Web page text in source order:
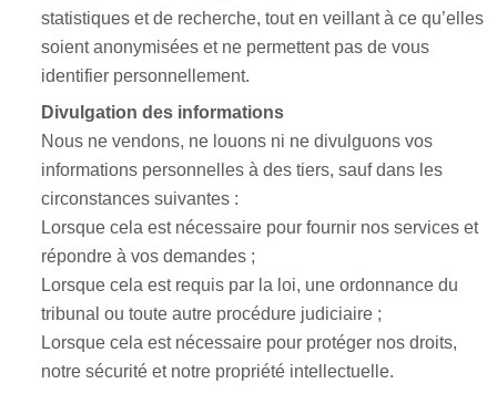
statistiques et de recherche, tout en veillant à ce qu’elles
soient anonymisées et ne permettent pas de vous
identifier personnellement.
Divulgation des informations
Nous ne vendons, ne louons ni ne divulguons vos
informations personnelles à des tiers, sauf dans les
circonstances suivantes :
Lorsque cela est nécessaire pour fournir nos services et
répondre à vos demandes ;
Lorsque cela est requis par la loi, une ordonnance du
tribunal ou toute autre procédure judiciaire ;
Lorsque cela est nécessaire pour protéger nos droits,
notre sécurité et notre propriété intellectuelle.